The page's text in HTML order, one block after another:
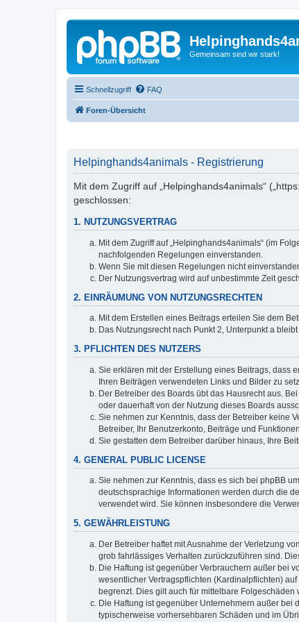
Gemeinsam sind wir stark!
Schnellzugriff FAQ
Foren-Übersicht
Helpinghands4animals - Registrierung
Mit dem Zugriff auf „Helpinghands4animals“
geschlossen:
1. NUTZUNGSVERTRAG
Mit dem Zugriff auf „Helpinghands4animals“ (im
nachfolgenden Regelungen einverstanden.
Wenn Sie mit diesen Regelungen nicht
Der Nutzungsvertrag wird auf unbestimmte Zeit
2. EINRÄUMUNG VON NUTZUNGSRECHTEN
Mit dem Erstellen eines Beitrags erteilen Sie dem
Das Nutzungsrecht nach Punkt 2, Unterpunkt a
3. PFLICHTEN DES NUTZERS
Sie erklären mit der Erstellung eines Beitrags, dass
Ihren Beiträgen verwendeten Links und Bilder zu
Der Betreiber des Boards übt das Hausrecht aus.
oder dauerhaft von der Nutzung dieses Boards
Sie nehmen zur Kenntnis, dass der Betreiber keine
Betreiber, Ihr Benutzerkonto, Beiträge und
Sie gestatten dem Betreiber darüber hinaus, Ihre
4. GENERAL PUBLIC LICENSE
Sie nehmen zur Kenntnis, dass es sich bei phpBB
deutschsprachige Informationen werden durch die
verwendet wird. Sie können insbesondere die
5. GEWÄHRLEISTUNG
Der Betreiber haftet mit Ausnahme der Verletzung
grob fahrlässiges Verhalten zurückzuführen sind.
Die Haftung ist gegenüber Verbrauchern außer bei
wesentlicher Vertragspflichten (Kardinalpflichten)
begrenzt. Dies gilt auch für mittelbare
Die Haftung ist gegenüber Unternehmern außer bei
typischerweise vorhersehbaren Schäden und im